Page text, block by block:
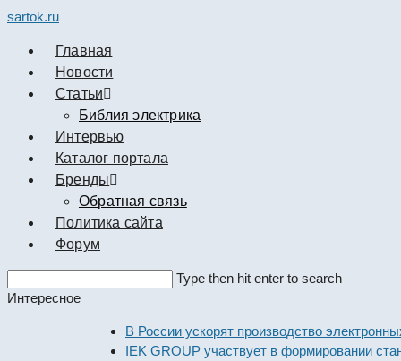
sartok.ru
Главная
Новости
Cтатьи
Библия электрика
Интервью
Каталог портала
Бренды
Обратная связь
Политика сайта
Форум
this
Type then hit enter to search
Интересное
В России ускорят производство электронных
IEK GROUP участвует в формировании